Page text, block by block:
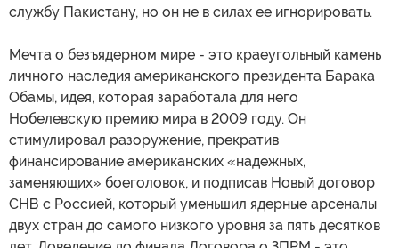
службу Пакистану, но он не в силах ее игнорировать.
Мечта о безъядерном мире - это краеугольный камень
личного наследия американского президента Барака
Обамы, идея, которая заработала для него
Нобелевскую премию мира в 2009 году. Он
стимулировал разоружение, прекратив
финансирование американских «надежных,
заменяющих» боеголовок, и подписав Новый договор
СНВ с Россией, который уменьшил ядерные арсеналы
двух стран до самого низкого уровня за пять десятков